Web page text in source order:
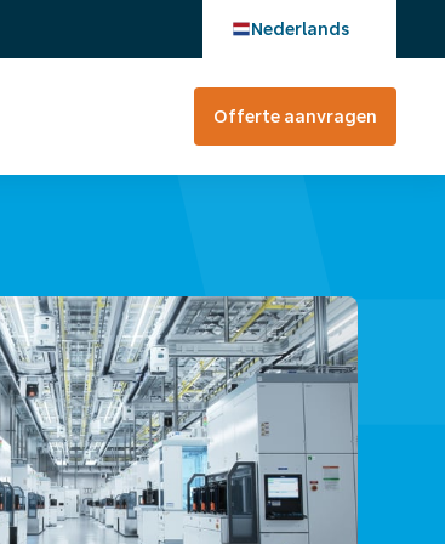
Nederlands
Offerte aanvragen